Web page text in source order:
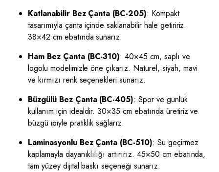
Katlanabilir Bez Çanta (BC-205): Kompakt
tasarımıyla çanta içinde saklanabilir hale getiririz.
38×42 cm ebatında sunarız.
Ham Bez Çanta (BC-310): 40×45 cm, saplı ve
logolu modelimizle öne çıkarız. Naturel, siyah, mavi
ve kırmızı renk seçenekleri sunarız.
Büzgülü Bez Çanta (BC-405): Spor ve günlük
kullanım için idealdir. 30×35 cm ebatında üretiriz ve
büzgü ipiyle pratiklik sağlarız.
Laminasyonlu Bez Çanta (BC-510): Su geçirmez
kaplamayla dayanıklılığı artırırız. 45×50 cm ebatında,
tam yüzey dijital baskı seçeneği sunarız.